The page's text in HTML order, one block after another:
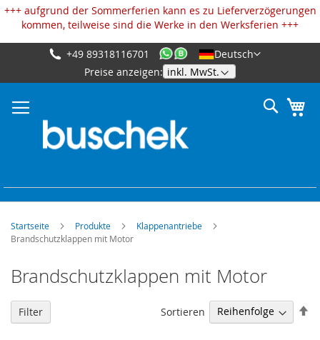
+++ aufgrund der Sommerferien kann es zu Lieferverzögerungen
kommen, teilweise sind die Werke in den Werksferien +++
Zum
Inhalt
Deutsch
Preise anzeigen:
+49 89318116701
Suche
Startseite Produkte
Klappenantriebe
Brandschutzklappen mit Motor
Brandschutzklappen mit Motor
Sortieren
Filter
Cookie-Einstellungen